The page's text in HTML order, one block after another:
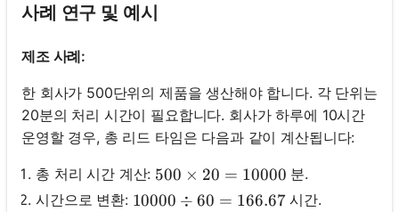
사례 연구 및 예시
제조 사례:
한 회사가 500단위의 제품을 생산해야 합니다. 각 단위는
20분의 처리 시간이 필요합니다. 회사가 하루에 10시간
운영할 경우, 총 리드 타임은 다음과 같이 계산됩니다:
총 처리 시간 계산: 500 \times 20 = 10000
500 × 20 = 10000 분.
시간으로 변환: 10000 \div 60 = 166.67
10000 ÷ 60 = 166.67시간.